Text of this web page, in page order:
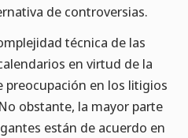
de controversias.
técnica de las
en virtud de la
preocupación en los litigios
obstante, la mayor parte
están de acuerdo en